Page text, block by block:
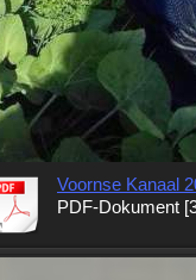
Voornse Kanaal
PDF-Dokument